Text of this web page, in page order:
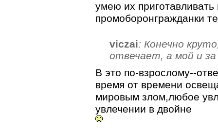
умею их приготавливать
промоборонгражданки
viczai: Конечно
отвечает, а мой и
В это по-взрослому--
время от времени
мировым злом,любое
увлечении в двойне